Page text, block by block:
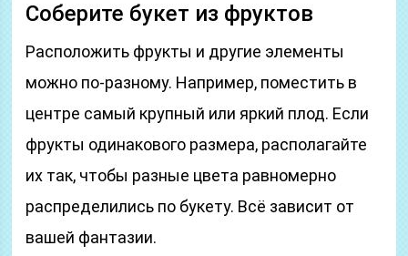
Соберите букет из фруктов
Расположить фрукты и другие элементы
можно по-разному. Например, поместить в
центре самый крупный или яркий плод. Если
фрукты одинакового размера, располагайте
их так, чтобы разные цвета равномерно
распределились по букету. Всё зависит от
вашей фантазии.